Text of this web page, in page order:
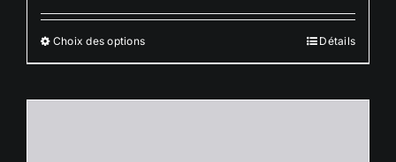
Choix des optionsCe
produit
Détails